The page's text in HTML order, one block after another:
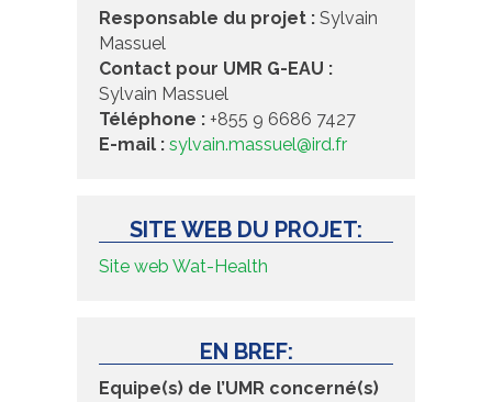
Responsable du projet : Sylvain
Massuel
Contact pour UMR G-EAU :
Sylvain Massuel
Téléphone : +855 9 6686 7427
E-mail : sylvain.massuel@ird.fr
SITE WEB DU PROJET:
Site web Wat-Health
EN BREF:
Equipe(s) de l’UMR concerné(s)